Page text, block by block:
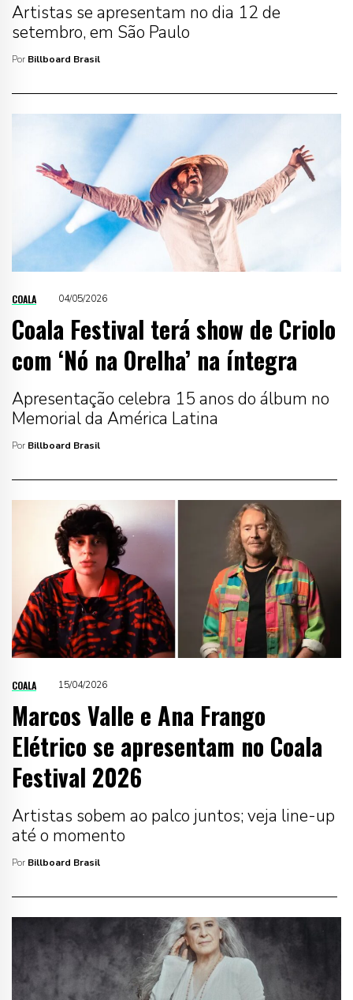
Artistas se apresentam no dia 12 de
setembro, em São Paulo
Por Billboard Brasil
COALA 04/05/2026
Coala Festival terá show de Criolo
com ‘Nó na Orelha’ na íntegra
Apresentação celebra 15 anos do álbum no
Memorial da América Latina
Por Billboard Brasil
COALA 15/04/2026
Marcos Valle e Ana Frango
Elétrico se apresentam no Coala
Festival 2026
Artistas sobem ao palco juntos; veja line-up
até o momento
Por Billboard Brasil